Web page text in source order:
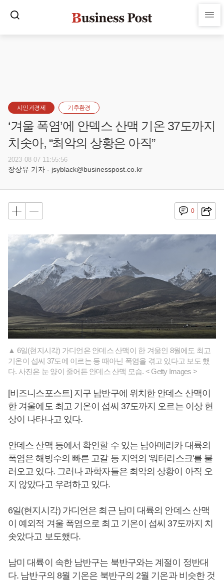
시민과경제 기후환경
‘겨울 폭염’에 안덱스 산맥 기온 37도까지
치솟아, “최악의 상황은 아직”
2023-08-07 11:55:56
장상유 기자 - jsyblack@businesspost.co.kr
0
▲ 6일(현지시각) 가디언은 안데스 산맥이 한 겨울인 8월에도 최고
기온이 섭씨 37도에 이르는 등 때아닌 폭염을 겪고 있다고 보도 했
다. 사진은 눈 양이 줄어든 안데스 산맥 모습. < Getty Images >
[비즈니스포스트] 지구 남반구에 위치한 안데스 산맥이
한 겨울에도 최고 기온이 섭씨 37도까지 오르는 이상 현
상이 나타나고 있다.
안데스 산맥 등에서 확인할 수 있는 남아메리카 대륙의
폭염은 해빙수의 빠른 고갈 등 지역의 '워터리스크'를 불
러오고 있다. 그러나 과학자들은 최악의 상황이 아직 오
지 않았다고 우려하고 있다.
6일(현지시각) 가디언은 최근 남미 대륙의 안데스 산맥
이 예외적 겨울 폭염으로 최고 기온이 섭씨 37도까지 치
솟았다고 보도했다.
남미 대륙이 속한 남반구는 북반구와는 계절이 정반대
다. 남반구의 8월 기온은 북반구의 2월 기온과 비슷한 것